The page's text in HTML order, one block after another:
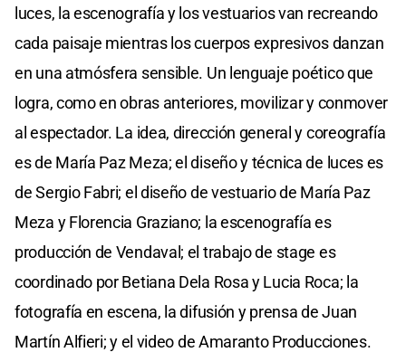
luces, la escenografía y los vestuarios van recreando
cada paisaje mientras los cuerpos expresivos danzan
en una atmósfera sensible. Un lenguaje poético que
logra, como en obras anteriores, movilizar y conmover
al espectador. La idea, dirección general y coreografía
es de María Paz Meza; el diseño y técnica de luces es
de Sergio Fabri; el diseño de vestuario de María Paz
Meza y Florencia Graziano; la escenografía es
producción de Vendaval; el trabajo de stage es
coordinado por Betiana Dela Rosa y Lucia Roca; la
fotografía en escena, la difusión y prensa de Juan
Martín Alfieri; y el video de Amaranto Producciones.